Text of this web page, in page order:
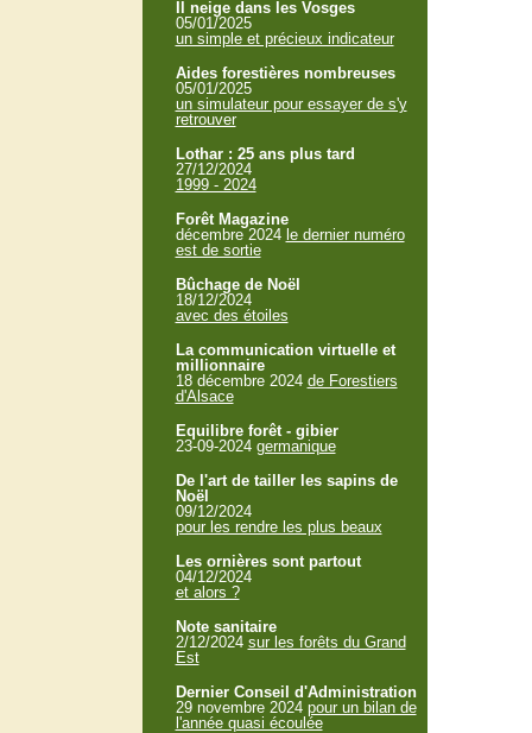
Il neige dans les Vosges
05/01/2025
un simple et précieux indicateur
Aides forestières nombreuses
05/01/2025
un simulateur pour essayer de s'y
retrouver
Lothar : 25 ans plus tard
27/12/2024
1999 - 2024
Forêt Magazine
décembre 2024 le dernier numéro
est de sortie
Bûchage de Noël
18/12/2024
avec des étoiles
La communication virtuelle et
millionnaire
18 décembre 2024 de Forestiers
d'Alsace
Equilibre forêt - gibier
23-09-2024 germanique
De l'art de tailler les sapins de
Noël
09/12/2024
pour les rendre les plus beaux
Les ornières sont partout
04/12/2024
et alors ?
Note sanitaire
2/12/2024 sur les forêts du Grand
Est
Dernier Conseil d'Administration
29 novembre 2024 pour un bilan de
l'année quasi écoulée